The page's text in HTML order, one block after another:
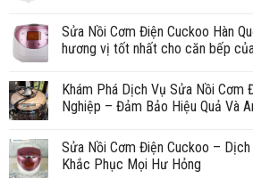
Sửa Nồi Cơm Điện Cuckoo Hàn
hương vị tốt nhất cho căn bếp
Khám Phá Dịch Vụ Sửa Nồi Cơm
Nghiệp – Đảm Bảo Hiệu Quả Và
Sửa Nồi Cơm Điện Cuckoo – Dịch
Khắc Phục Mọi Hư Hỏng